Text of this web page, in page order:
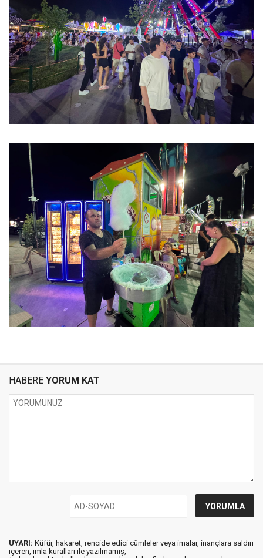
HABERE YORUM KAT
UYARI: Küfür, hakaret, rencide edici cümleler veya imalar, inançlara saldırı
içeren, imla kuralları ile yazılmamış,